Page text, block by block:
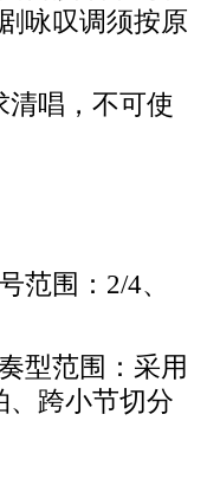
咏叹调须按原
清唱，不可使
范围：2/4、
型范围：采用
、跨小节切分